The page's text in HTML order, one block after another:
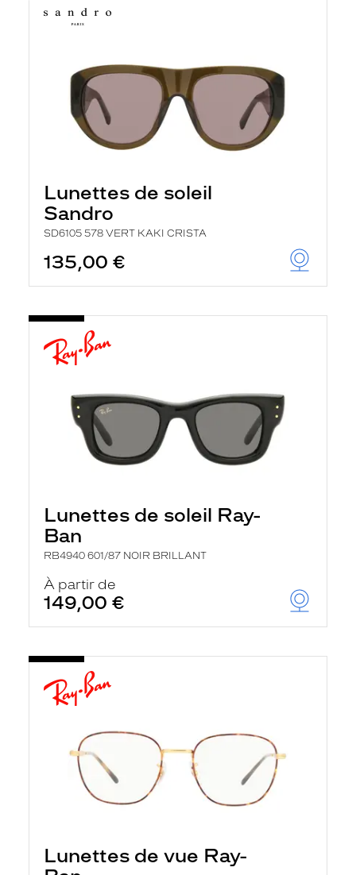
Lunettes de soleil
Sandro
SD6105 578 VERT KAKI CRISTA
135,00 €
Lunettes de soleil Ray-
Ban
RB4940 601/87 NOIR BRILLANT
À partir de
149,00 €
Lunettes de vue Ray-